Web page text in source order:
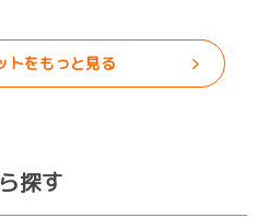
トをもっと見る
探す